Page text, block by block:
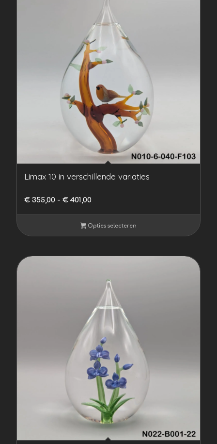
Limax 10 in verschillende variaties
€355,00 - €401,00Prijsklasse:
tot
Opties selecteren